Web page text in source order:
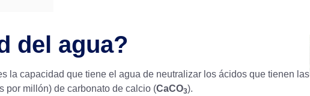
del agua?
la capacidad que tiene el agua de neutralizar los ácidos que tienen las
por millón) de carbonato de calcio (CaCO3).